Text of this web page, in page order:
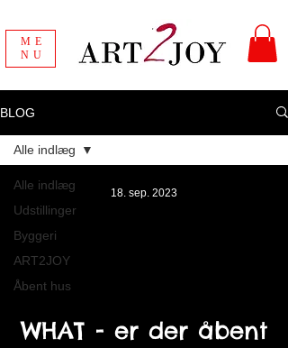
ME
NU
BLOG
Alle indlæg
Udstillinger
Byggeri
ART2JOY
Åbent hus
Alle indlæg
WHAT - er der åbent
18. sep. 2023